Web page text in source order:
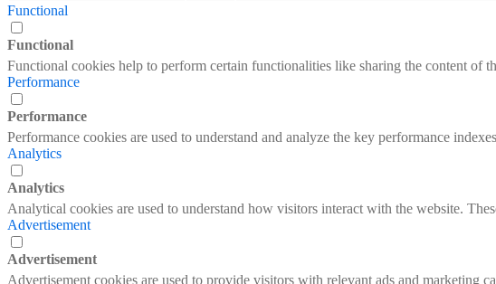
Functional
Functional
Functional cookies help to perform certain functionalities like sharing the content of
Performance
Performance
Performance cookies are used to understand and analyze the key performance
Analytics
Analytics
Analytical cookies are used to understand how visitors interact with the website.
Advertisement
Advertisement
Advertisement cookies are used to provide visitors with relevant ads and marketing